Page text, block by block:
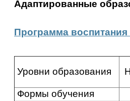
Адаптированные
Программа воспитания
Уровни образования
Формы обучения